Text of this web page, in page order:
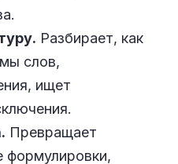
Разбирает, как
слов,
ищет
Превращает
формулировки,